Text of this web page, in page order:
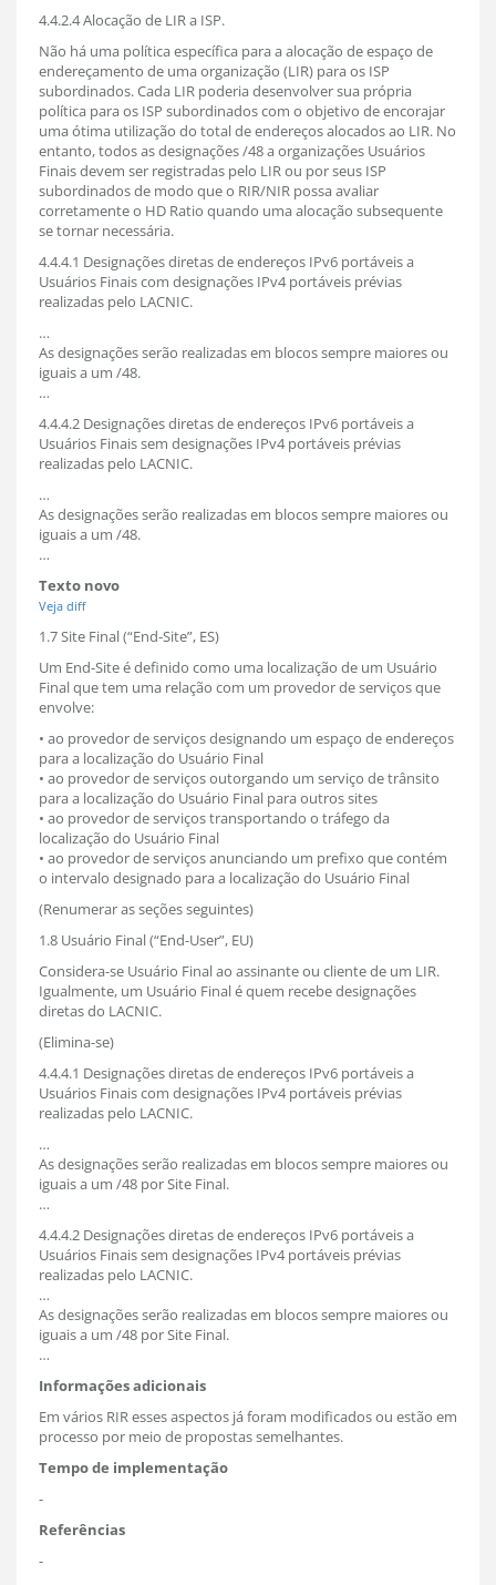
4.4.2.4 Alocação de LIR a ISP.
Não há uma política específica para a alocação de espaço de
endereçamento de uma organização (LIR) para os ISP
subordinados. Cada LIR poderia desenvolver sua própria
política para os ISP subordinados com o objetivo de encorajar
uma ótima utilização do total de endereços alocados ao LIR. No
entanto, todos as designações /48 a organizações Usuários
Finais devem ser registradas pelo LIR ou por seus ISP
subordinados de modo que o RIR/NIR possa avaliar
corretamente o HD Ratio quando uma alocação subsequente
se tornar necessária.
4.4.4.1 Designações diretas de endereços IPv6 portáveis a
Usuários Finais com designações IPv4 portáveis prévias
realizadas pelo LACNIC.
…
As designações serão realizadas em blocos sempre maiores ou
iguais a um /48.
…
4.4.4.2 Designações diretas de endereços IPv6 portáveis a
Usuários Finais sem designações IPv4 portáveis prévias
realizadas pelo LACNIC.
…
As designações serão realizadas em blocos sempre maiores ou
iguais a um /48.
…
Texto novo
Veja diff
1.7 Site Final (“End-Site”, ES)
Um End-Site é definido como uma localização de um Usuário
Final que tem uma relação com um provedor de serviços que
envolve:
• ao provedor de serviços designando um espaço de endereços
para a localização do Usuário Final
• ao provedor de serviços outorgando um serviço de trânsito
para a localização do Usuário Final para outros sites
• ao provedor de serviços transportando o tráfego da
localização do Usuário Final
• ao provedor de serviços anunciando um prefixo que contém
o intervalo designado para a localização do Usuário Final
(Renumerar as seções seguintes)
1.8 Usuário Final (“End-User”, EU)
Considera-se Usuário Final ao assinante ou cliente de um LIR.
Igualmente, um Usuário Final é quem recebe designações
diretas do LACNIC.
(Elimina-se)
4.4.4.1 Designações diretas de endereços IPv6 portáveis a
Usuários Finais com designações IPv4 portáveis prévias
realizadas pelo LACNIC.
…
As designações serão realizadas em blocos sempre maiores ou
iguais a um /48 por Site Final.
…
4.4.4.2 Designações diretas de endereços IPv6 portáveis a
Usuários Finais sem designações IPv4 portáveis prévias
realizadas pelo LACNIC.
…
As designações serão realizadas em blocos sempre maiores ou
iguais a um /48 por Site Final.
…
Informações adicionais
Em vários RIR esses aspectos já foram modificados ou estão em
processo por meio de propostas semelhantes.
Tempo de implementação
-
Referências
-